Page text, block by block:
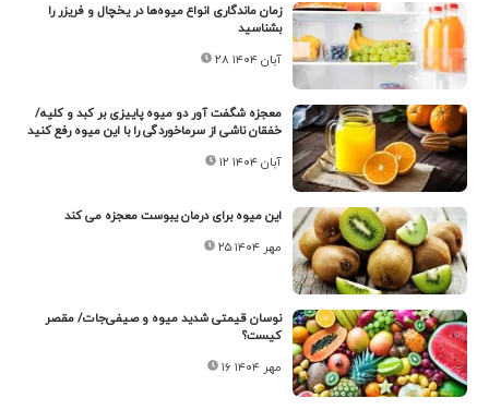
زمان ماندگاری انواع میوه‌ها در یخچال و فریزر را
بشناسید
۲۸ آبان ۱۴۰۴
معجزه شگفت آور دو میوه پاییزی بر کبد و کلیه/
خفقان ناشی از سرماخوردگی را با این میوه رفع کنید
۱۲ آبان ۱۴۰۴
این میوه برای درمان یبوست معجزه می کند
۲۵ مهر ۱۴۰۴
نوسان قیمتی شدید میوه و صیفی‌جات/ مقصر
کیست؟
۱۶ مهر ۱۴۰۴